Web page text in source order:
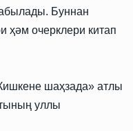
Буннан
ҳәм очерклери китап
шаҳзада» атлы
уллы